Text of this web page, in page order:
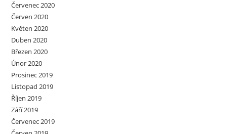
Červenec 2020
Červen 2020
Květen 2020
Duben 2020
Březen 2020
Únor 2020
Prosinec 2019
Listopad 2019
Říjen 2019
Září 2019
Červenec 2019